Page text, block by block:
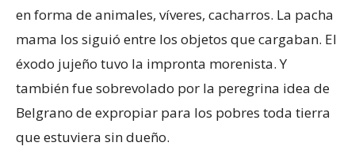
en forma de animales, víveres, cacharros. La pacha
mama los siguió entre los objetos que cargaban. El
éxodo jujeño tuvo la impronta morenista. Y
también fue sobrevolado por la peregrina idea de
Belgrano de expropiar para los pobres toda tierra
que estuviera sin dueño.